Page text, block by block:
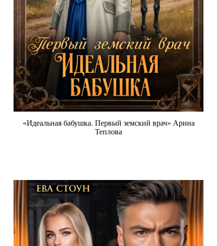
«Идеальная бабушка. Первый земский врач» Арина
Теплова